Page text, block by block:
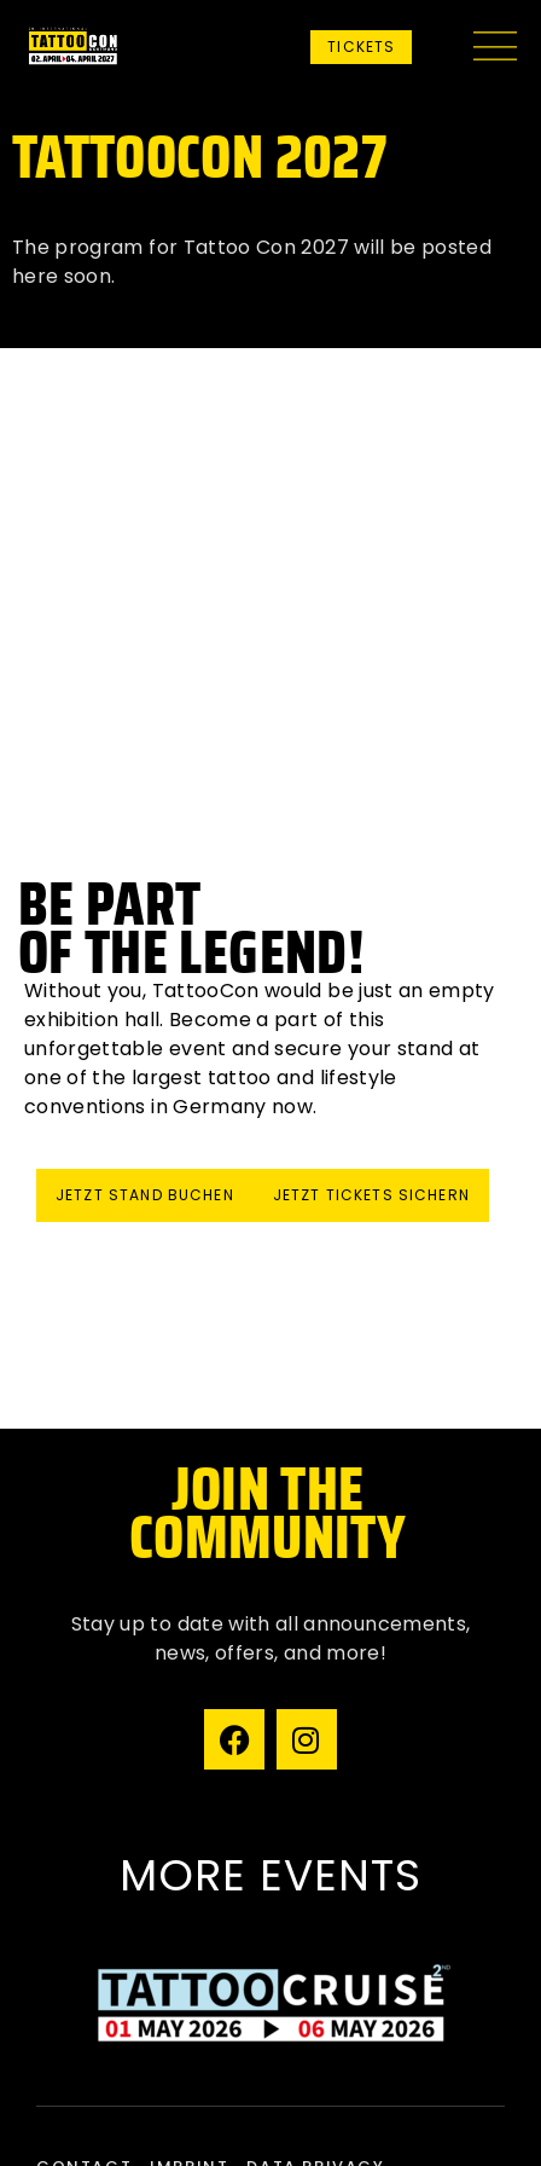
TICKETS
TATTOOCON 2027
The program for Tattoo Con 2027 will be posted
here soon.
BE PART
OF THE LEGEND!
Without you, TattooCon would be just an empty
exhibition hall. Become a part of this
unforgettable event and secure your stand at
one of the largest tattoo and lifestyle
conventions in Germany now.
JETZT STAND BUCHEN JETZT TICKETS SICHERN
Bukkumekahikakuが
解説する相撲賭けの戦
略と賭け方の基本
相撲は日本の国技として長い歴史を持つ格闘技であり、そ
の試合結果に対する賭けの文化も古くから存在してきた。
り、相撲賭けはより多くのファンにとって身近なものとな
っている。しかし、賭けで継続的に利益を得るためには、
単なる直感や好みに頼るのではなく、力士のパフォーマン
考え方から実践的な戦略まで、体系的に解説する。特に初
心者が陥りやすい誤解を解消しながら、データに基づいた
ズの構造と市場の動向を読む力が求められる。
相撲賭けの基本構造とオッズ
JOIN THE
COMMUNITY
Stay up to date with allannouncements,
news, offers, and more!
MORE EVENTS